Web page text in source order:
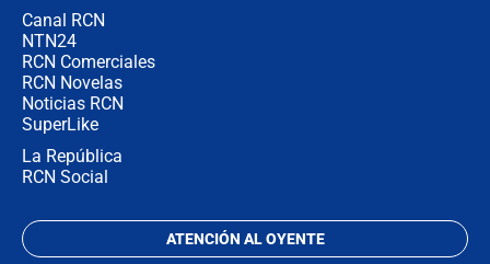
Canal RCN
NTN24
RCN Comerciales
RCN Novelas
Noticias RCN
SuperLike
La República
RCN Social
ATENCIÓN AL OYENTE